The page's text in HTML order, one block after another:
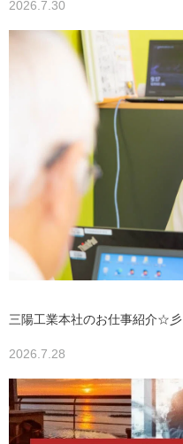
2026.7.30
三陽工業本社のお仕事紹介☆彡
2026.7.28